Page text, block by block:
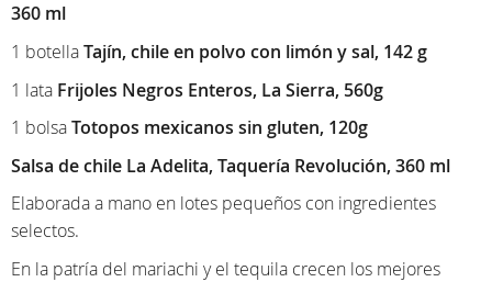
360 ml
1 botellaTajín, chile en polvo con limón y sal, 142 g
1 lata Frijoles Negros Enteros, La Sierra, 560g
1 bolsaTotopos mexicanos sin gluten, 120g
Salsa de chile La Adelita, Taquería Revolución, 360 ml
Elaborada a mano en lotes pequeños con ingredientes
selectos.
En la patría del mariachi y el tequila crecen los mejores